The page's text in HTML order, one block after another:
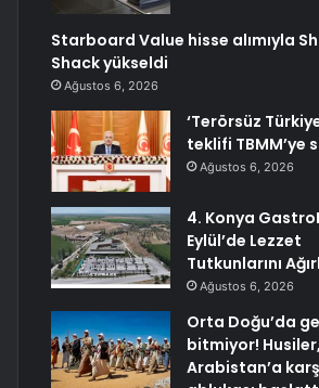
Starboard Value hisse alımıyla
Shack yükseldi
Ağustos 6, 2026
‘Terörsüz
teklifi TBMM’ye
Ağustos 6, 2026
4. Konya
Eylül’de Lezzet
Tutkunlarını
Ağustos 6, 2026
Orta Doğu’da
bitmiyor!
Arabistan’a